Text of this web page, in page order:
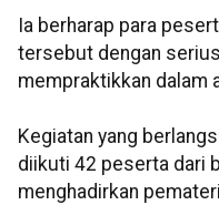
Ia berharap para
tersebut dengan
mempraktikkan dalam
Kegiatan yang
diikuti 42 peserta dari
menghadirkan